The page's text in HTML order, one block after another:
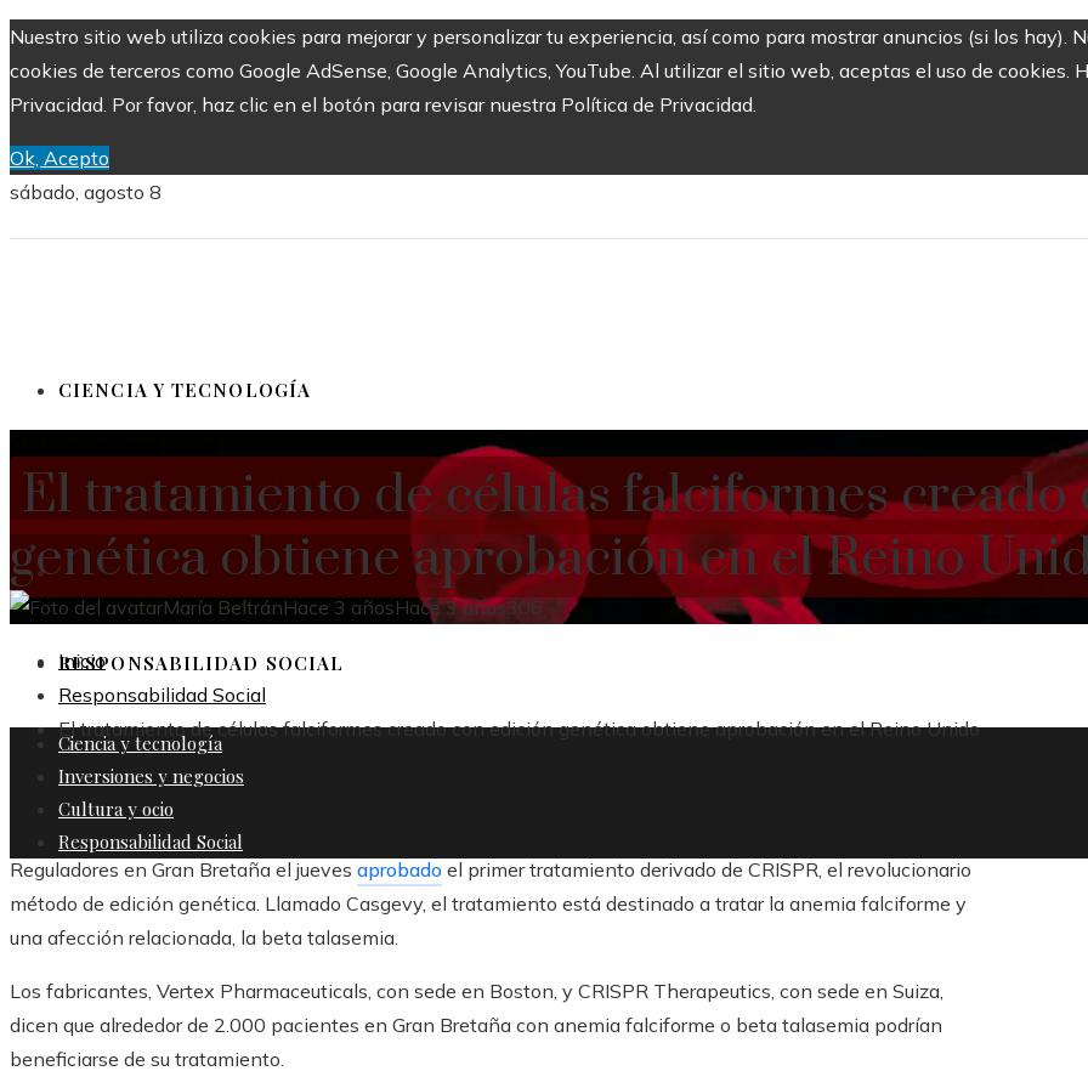
Nuestro sitio web utiliza cookies para mejorar y personalizar tu experiencia, así como para mostrar anuncios (si los hay).
cookies de terceros como Google AdSense, Google Analytics, YouTube. Al utilizar el sitio web, aceptas el uso de cookies.
Privacidad. Por favor, haz clic en el botón para revisar nuestra Política de Privacidad.
Ok, Acepto
sábado, agosto 8
CIENCIA Y TECNOLOGÍA
INVERSIONES Y NEGOCIOS
CULTURA Y OCIO
RESPONSABILIDAD SOCIAL
Ciencia y tecnología
Inversiones y negocios
Cultura y ocio
Responsabilidad Social
El tratamiento de células falciformes
genética obtiene aprobación en el Reino
María BeltránHace 3 añosHace 3 años306
Inicio
Responsabilidad Social
El tratamiento de células falciformes creado con edición genética obtiene aprobación en el Reino Unido
Reguladores en Gran Bretaña el jueves aprobado el primer tratamiento derivado de CRISPR, el revolucionario
método de edición genética. Llamado Casgevy, el tratamiento está destinado a tratar la anemia falciforme y
una afección relacionada, la beta talasemia.
Los fabricantes, Vertex Pharmaceuticals, con sede en Boston, y CRISPR Therapeutics, con sede en Suiza,
dicen que alrededor de 2.000 pacientes en Gran Bretaña con anemia falciforme o beta talasemia podrían
beneficiarse de su tratamiento.